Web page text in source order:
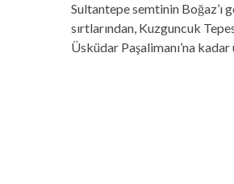
Sultantepe semtinin Boğaz’ı
sırtlarından, Kuzguncuk
Üsküdar Paşalimanı’na kadar